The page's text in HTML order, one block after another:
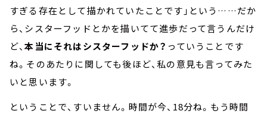
すぎる存在として描かれていたことです」という……だか
ら、シスターフッドとかを描いてて進歩だって言うんだけ
ど、本当にそれはシスターフッドか？ っていうことです
ね。そのあたりに関しても後ほど、私の意見も言ってみた
いと思います。
ということで、すいません。時間が今、18分ね。もう時間